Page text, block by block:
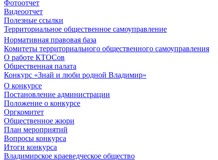
Фотоотчет
Видеоотчет
Полезные ссылки
Территориальное общественное самоуправление
Нормативная правовая база
Комитеты территориального общественного самоуправления
О работе КТОСов
Общественная палата
Конкурс «Знай и люби родной Владимир»
О конкурсе
Постановление администрации
Положение о конкурсе
Оргкомитет
Общественное жюри
План мероприятий
Вопросы конкурса
Итоги конкурса
Владимирское краеведческое общество